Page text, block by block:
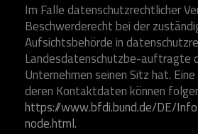
Im Falle datenschutzrechtlicher
Beschwerderecht bei der
Aufsichtsbehörde in
Landesdatenschutzbe-auftragte
Unternehmen seinen Sitz hat.
deren Kontaktdaten können
https://www.bfdi.bund.de/DE/
node.html.